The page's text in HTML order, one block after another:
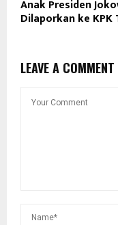
Anak Presiden
Dilaporkan ke
LEAVE A COMMENT